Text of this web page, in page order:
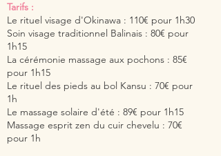
Tarifs :
Le rituel visage d'Okinawa : 110€ pour 1h30
Soin visage traditionnel Balinais : 80€ pour
1h15
La cérémonie massage aux pochons : 85€
pour 1h15
Le rituel des pieds au bol Kansu : 70€ pour
1h
Le massage solaire d'été : 89€ pour 1h15
Massage esprit zen du cuir chevelu : 70€
pour 1h